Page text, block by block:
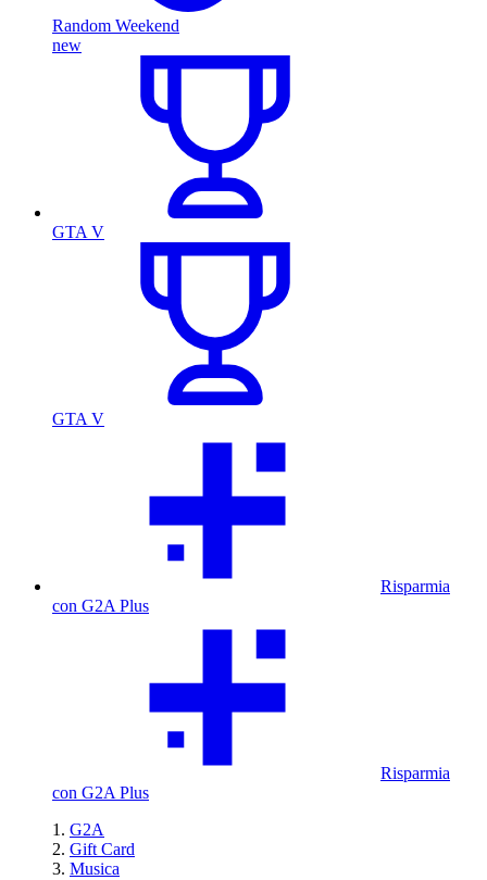
Random Weekend
new
GTA V
GTA V
Risparmia
con G2A Plus
Risparmia
con G2A Plus
G2A
Gift Card
Musica